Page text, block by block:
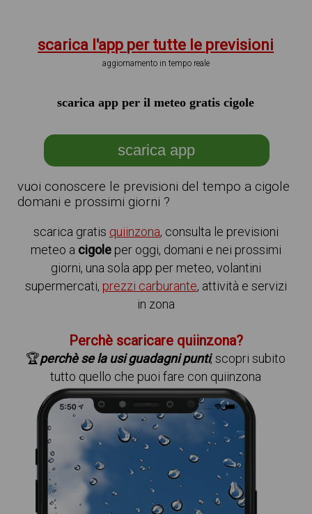
scarica l'app per tutte le previsioni
aggiornamento in tempo reale
scarica app per il meteo gratis cigole
scarica app
vuoi conoscere le previsioni del tempo a cigole
domani e prossimi giorni ?
scarica gratis quiinzona, consulta le previsioni
meteo a cigoleper oggi, domani e nei prossimi
giorni, una sola app per meteo, volantini
supermercati, prezzi carburante, attività e servizi
in zona
Perchè scaricare quiinzona?
🏆perchè se la usi guadagni punti, scopri subito
tutto quello che puoi fare con quiinzona